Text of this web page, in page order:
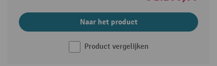
Naar het product
Product vergelijken